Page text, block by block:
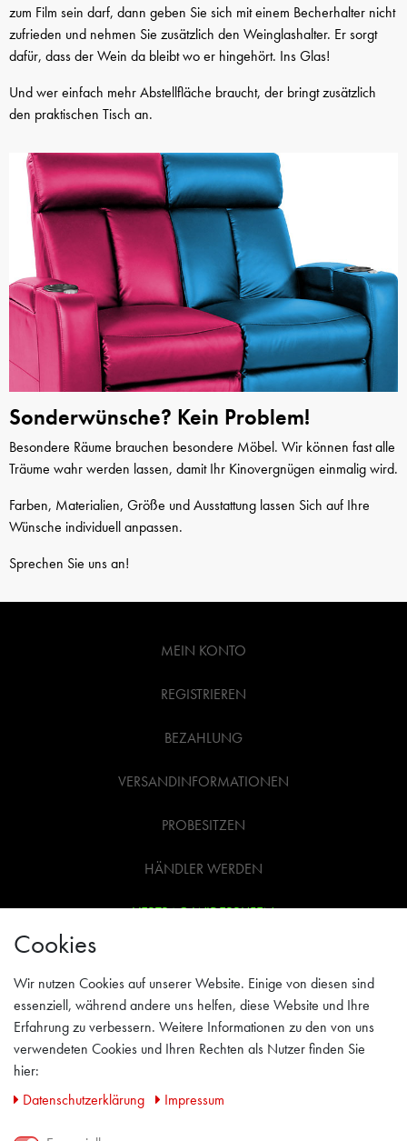
zum Film sein darf, dann geben Sie sich mit einem Becherhalter nicht
zufrieden und nehmen Sie zusätzlich den Weinglashalter. Er sorgt
dafür, dass der Wein da bleibt wo er hingehört. Ins Glas!
Und wer einfach mehr Abstellfläche braucht, der bringt zusätzlich
den praktischen Tisch an.
Sonderwünsche? Kein Problem!
Besondere Räume brauchen besondere Möbel. Wir können fast alle
Träume wahr werden lassen, damit Ihr Kinovergnügen einmalig wird.
Farben, Materialien, Größe und Ausstattung lassen Sich auf Ihre
Wünsche individuell anpassen.
Sprechen Sie uns an!
MEIN KONTO
REGISTRIEREN
BEZAHLUNG
VERSANDINFORMATIONEN
PROBESITZEN
HÄNDLER WERDEN
VERTRAG WIDERRUFEN
AGB
IMPRESSUM
Cookies
Wir nutzen Cookies auf unserer Website. Einige von diesen sind
essenziell, während andere uns helfen, diese Website und Ihre
Erfahrung zu verbessern. Weitere Informationen zu den von uns
verwendeten Cookies und Ihren Rechten als Nutzer finden Sie
hier:
Daten­schutz­erklärung
Impressum